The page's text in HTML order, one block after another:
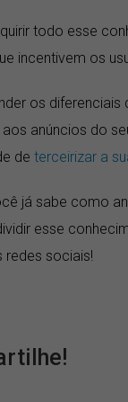
todo esse
incentivem os
os
anúncios do
de terceirizar a
já sabe como
esse
redes sociais!